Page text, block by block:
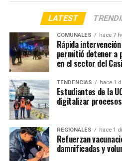
LATEST
COMUNALES hace 7
Rápida
permitió detener a
en el sector del
TENDENCIAS hace 1
Estudiantes de la
digitalizar
REGIONALES hace 1
Refuerzan
damnificadas y